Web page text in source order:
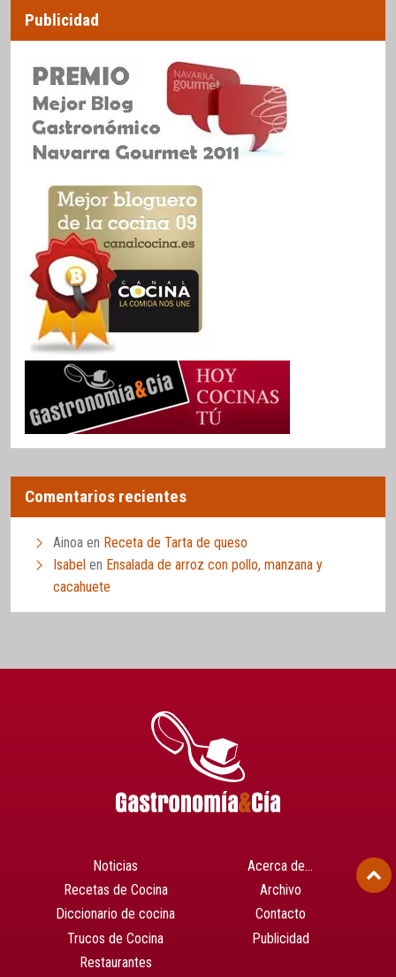
Publicidad
Comentarios recientes
Ainoa en Receta de Tarta de queso
Isabel en Ensalada de arroz con pollo, manzana y
cacahuete
Noticias
Recetas de Cocina
Diccionario de cocina
Trucos de Cocina
Restaurantes
Acerca de…
Archivo
Contacto
Publicidad